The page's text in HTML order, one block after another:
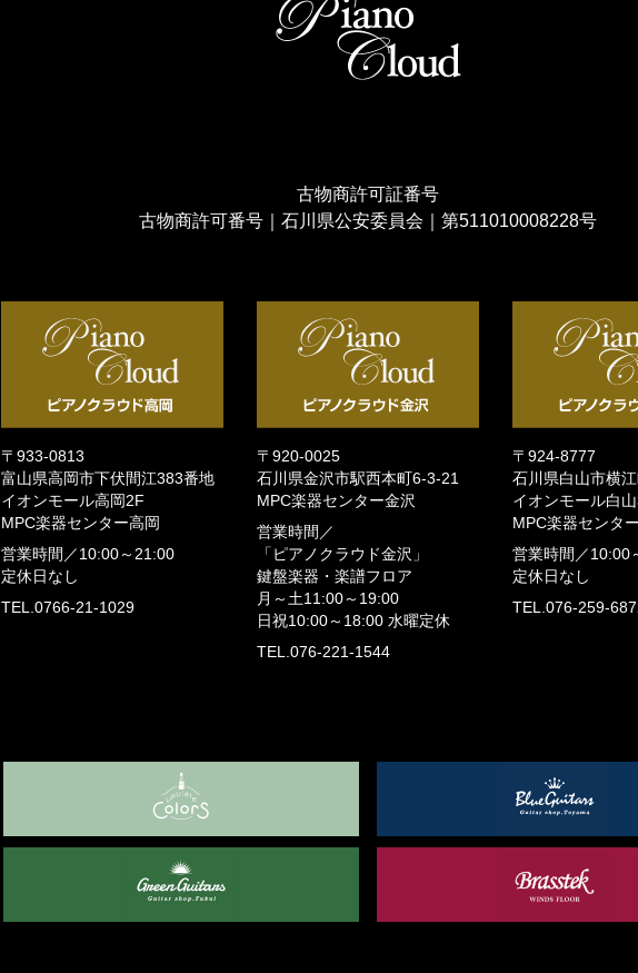
古物商許可証番号
古物商許可番号｜石川県公安委員会｜第511010008228号
〒933-0813
富山県高岡市下伏間江383番地
イオンモール高岡2F
MPC楽器センター高岡
営業時間／ 10:00～21:00
定休日なし
TEL.0766-21-1029
〒920-0025
石川県金沢市駅西本町6-3-21
MPC楽器センター金沢
営業時間／
「ピアノクラウド金沢」
鍵盤楽器・楽譜フロア
月～土11:00～19:00
日祝10:00～18:00 水曜定休
TEL.076-221-1544
〒924-8777
石川県白山市横
イオンモール白
MPC楽器センタ
営業時間／ 10:00
定休日なし
TEL.076-259-